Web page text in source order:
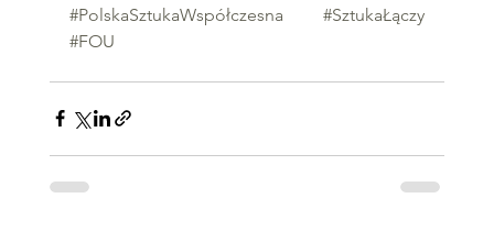
#PolskaSztukaWspółczesna
#SztukaŁączy
#FOU